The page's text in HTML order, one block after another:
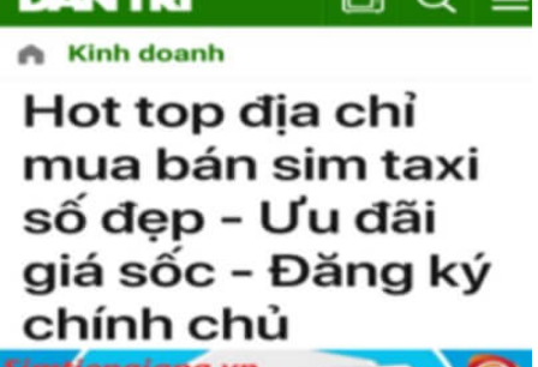
Việc này sẽ tốn không ít thời gian, nhưng nếu đã chấp nhận
bỏ ra một số tiền lớn thì việc cân nhắc lâu cũng là điều dễ
hiểu.
Tham khảo ngay:Danh Sách Sim Số Đẹp VIettel
Mua Sim Giảm Giá Có Phải Là
Sim Xấu?
Sim giảm giá Sim số đẹp giá rẻ
có thể là những sim siêu
vip nhưng đã lâu chưa tìm được người mua nên có
OFF để kích cầu mua sắm.